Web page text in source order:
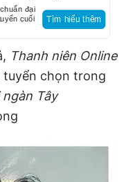
đại
cuối
Tìm hiểu thêm
Thanh niên Online
tuyển chọn trong
Tây